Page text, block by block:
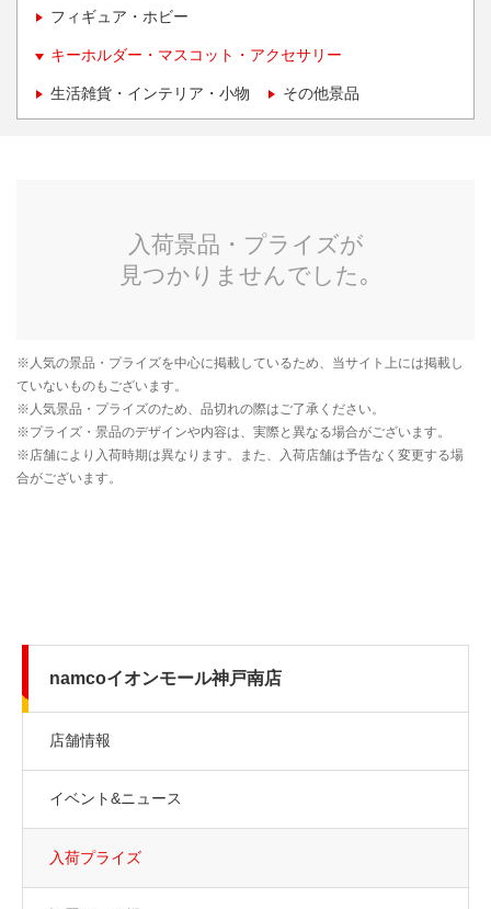
フィギュア・ホビー
キーホルダー・マスコット・アクセサリー
生活雑貨・インテリア・小物 その他景品
namcoイオンモール神戸南店
店舗情報
イベント&ニュース
入荷プライズ